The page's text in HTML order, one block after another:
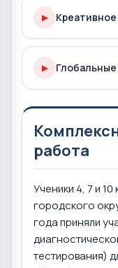
▶
▶
работа
Ученики 4, 7 и
городского
года приняли
тестирования)